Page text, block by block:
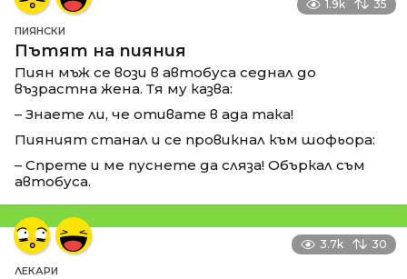
1.9k 35
ПИЯНСКИ
Пътят на пияния
Пиян мъж се вози в автобуса седнал до
възрастна жена. Тя му казва:
– Знаете ли, че отивате в ада така!
Пияният станал и се провикнал към шофьора:
– Спрете и ме пуснете да сляза! Объркал съм
автобуса.
3.7k 30
ЛЕКАРИ